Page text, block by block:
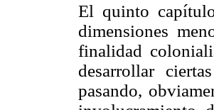
El quinto
dimensiones
finalidad
desarrollar
pasando,